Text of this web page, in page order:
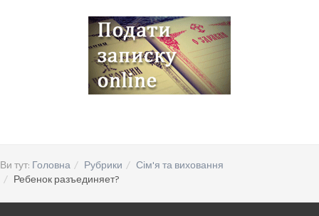
Ви тут: Головна Рубрики
Сім'я та виховання
Ребенок разъединяет?